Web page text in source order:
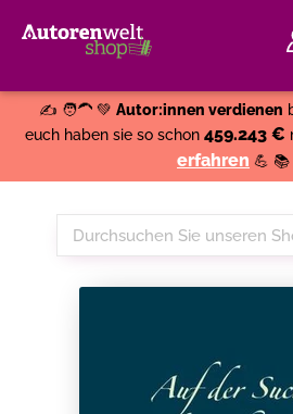
✍️ 🧑‍🦱 💚 Autor:innen verdienen
euch haben sie so schon 459.243 €
erfahren 💪 📚
Durchsuchen
Sie